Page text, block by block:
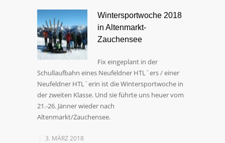
Wintersportwoche 2018
in Altenmarkt-
Zauchensee
Fix eingeplant in der
Schullaufbahn eines Neufeldner HTL`ers / einer
Neufeldner HTL`erin ist die Wintersportwoche in
der zweiten Klasse. Und sie führte uns heuer vom
21.-26. Jänner wieder nach
Altenmarkt/Zauchensee.
3. MÄRZ 2018